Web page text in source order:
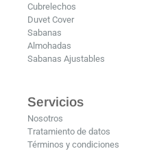
Cubrelechos
Duvet Cover
Sabanas
Almohadas
Sabanas Ajustables
Servicios
Nosotros
Tratamiento de datos
Términos y condiciones